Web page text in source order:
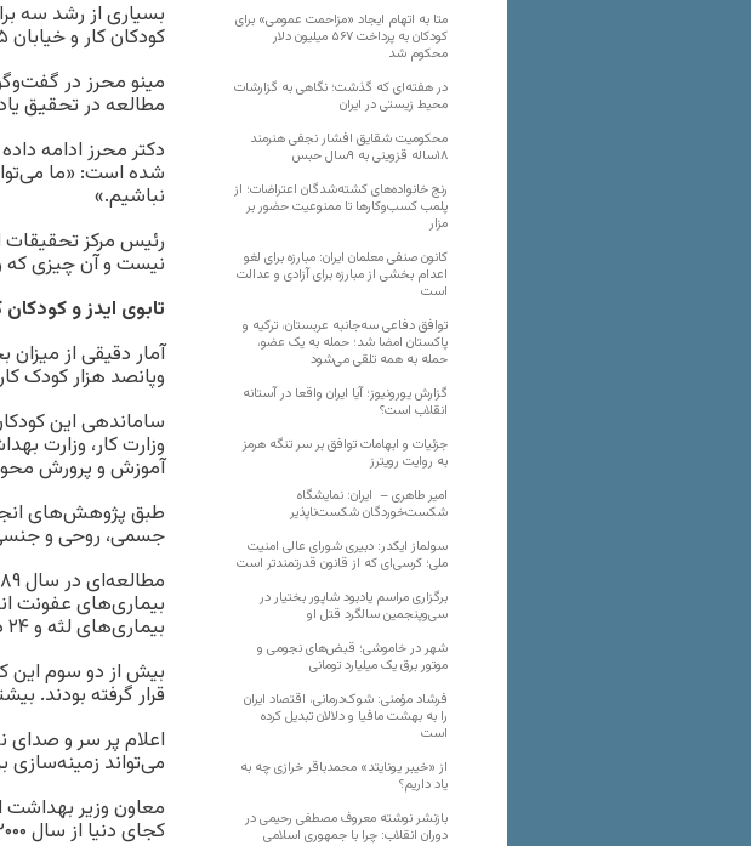
کودکان کار و خیابان ۴۵ برابر جمعیت عادی است.
مینو محرز در
مطالعه در تحقیق
دکتر محرز ادامه
شده است: «ما
نباشیم.»
رئیس مرکز تحقیقات
نیست و آن چیزی که
تابوی ایدز و کودکان
وپانصد هزار کودک
ساماندهی این
وزارت کار، وزارت
آموزش و پرورش
جسمی، روحی و جنسی
بیماری‌های لثه و ۲۴ درصد به عفونت پوستی مبتلا بودند.
بیش از دو سوم این
قرار گرفته بودند.
اعلام پر سر و صدای
می‌تواند
معاون وزیر بهداشت
متا به اتهام ایجاد «مزاحمت عمومی» برای
کودکان به پرداخت ۵۶۷ میلیون دلار
محکوم شد
در هفته‌ای که گذشت؛ نگاهی به گزارشات
محیط زیستی در ایران
محکومیت شقایق افشار نجفی هنرمند
۱۸ساله قزوینی به ۹سال حبس
رنج خانواده‌های کشته‌شدگان اعتراضات؛ از
پلمب کسب‌وکارها تا ممنوعیت حضور بر
مزار
کانون صنفی معلمان ایران: مبارزه برای لغو
اعدام بخشی از مبارزه برای آزادی و عدالت
است
توافق دفاعی سه‌جانبه عربستان، ترکیه و
پاکستان امضا شد؛ حمله به یک عضو،
حمله به همه تلقی می‌شود
گزارش یورونیوز؛ آیا ایران واقعا در آستانه
انقلاب است؟
جزئیات و ابهامات توافق بر سر تنگه هرمز
به روایت رویترز
امیر طاهری – ایران: نمایشگاه
شکست‌خوردگان شکست‌ناپذیر
سولماز ایکدر: دبیری شورای عالی امنیت
ملی؛ کرسی‌ای که از قانون قدرتمندتر است
برگزاری مراسم یادبود شاپور بختیار در
سی‌وپنجمین سالگرد قتل او
شهر در خاموشی؛ قبض‌های نجومی و
موتور برق یک میلیارد تومانی
فرشاد مؤمنی: شوک‌درمانی، اقتصاد ایران
را به بهشت مافیا و دلالان تبدیل کرده
است
از «خیبر یونایتد» محمدباقر خرازی چه به
یاد داریم؟
بازنشر نوشته معروف مصطفی رحیمی در
دوران انقلاب: چرا با جمهوری اسلامی